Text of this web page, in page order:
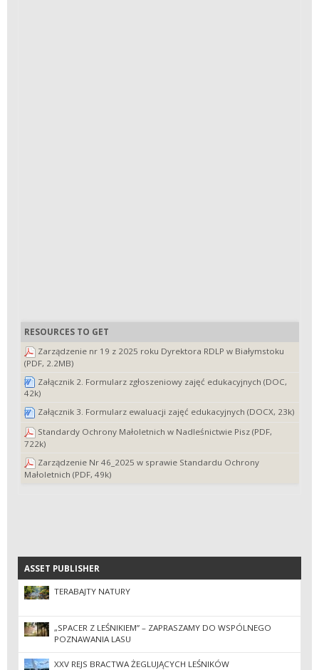
RESOURCES TO GET
Zarządzenie nr 19 z 2025 roku Dyrektora RDLP w Białymstoku
(PDF, 2.2MB)
Załącznik 2. Formularz zgłoszeniowy zajęć edukacyjnych (DOC,
42k)
Załącznik 3. Formularz ewaluacji zajęć edukacyjnych (DOCX, 23k)
Standardy Ochrony Małoletnich w Nadleśnictwie Pisz (PDF,
722k)
Zarządzenie Nr 46_2025 w sprawie Standardu Ochrony
Małoletnich (PDF, 49k)
ASSET PUBLISHER
ASSET PUBLISHER
TERABAJTY NATURY
„SPACER Z LEŚNIKIEM” – ZAPRASZAMY DO WSPÓLNEGO
POZNAWANIA LASU
XXV REJS BRACTWA ŻEGLUJĄCYCH LEŚNIKÓW